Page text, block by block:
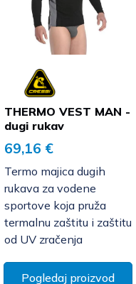
THERMO VEST MAN -
dugi rukav
69,16 €
Termo majica dugih
rukava za vodene
sportove koja pruža
termalnu zaštitu i zaštitu
od UV zračenja
Pogledaj proizvod